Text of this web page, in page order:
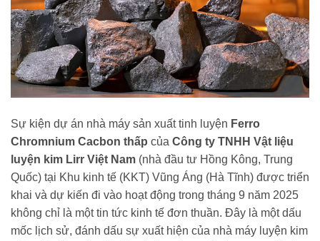
Sự kiện dự án nhà máy sản xuất tinh luyện Ferro
Chromnium Cacbon thấp của Công ty TNHH Vật liệu
luyện kim Lirr Việt Nam (nhà đầu tư Hồng Kông, Trung
Quốc) tại Khu kinh tế (KKT) Vũng Áng (Hà Tĩnh) được triển
khai và dự kiến đi vào hoạt động trong tháng 9 năm 2025
không chỉ là một tin tức kinh tế đơn thuần. Đây là một dấu
mốc lịch sử, đánh dấu sự xuất hiện của nhà máy luyện kim